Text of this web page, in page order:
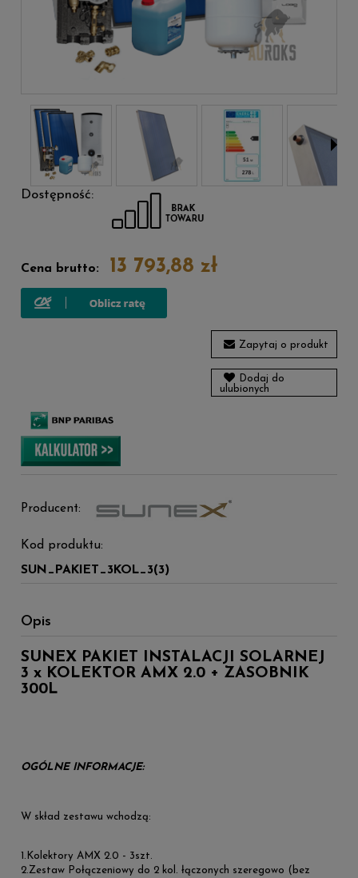
Dostępność:
Cena brutto: 13 793,88 zł
Zapytaj o produkt
Dodaj do
ulubionych
Producent:
Kod produktu:
SUN_PAKIET_3KOL_3(3)
Opis
SUNEX PAKIET INSTALACJI SOLARNEJ
3 x KOLEKTOR AMX 2.0 + ZASOBNIK
300L
OGÓLNE INFORMACJE:
W skład zestawu wchodzą:
1.Kolektory AMX 2.0 - 3szt.
2.Zestaw Połączeniowy do 2 kol. łączonych szeregowo (bez